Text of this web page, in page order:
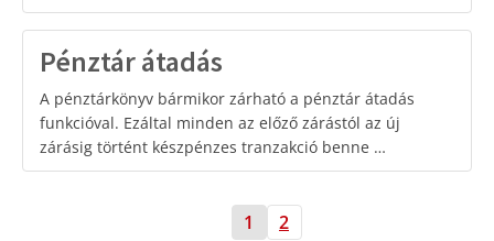
Pénztár átadás
A pénztárkönyv bármikor zárható a pénztár átadás
funkcióval. Ezáltal minden az előző zárástól az új
zárásig történt készpénzes tranzakció benne …
1 2